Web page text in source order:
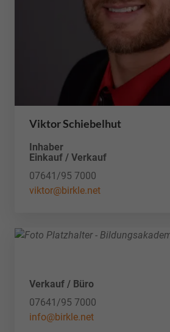
Viktor Schiebelhut
Inhaber
Einkauf / Verkauf
07641/95 7000
viktor@birkle.net
Verkauf / Büro
07641/95 7000
info@birkle.net